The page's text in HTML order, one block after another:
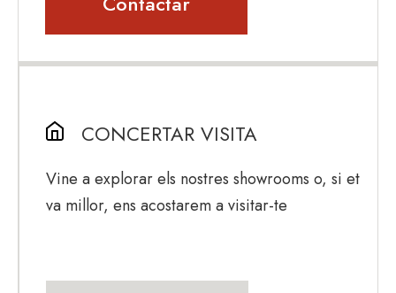
CONCERTAR VISITA
Vine a explorar els nostres showrooms o, si et
va millor, ens acostarem a visitar-te